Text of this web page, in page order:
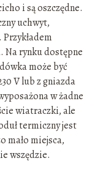
i są oszczędne.
uchwyt,
Na rynku dostępne
może być
V lub z gniazda
w żadne
wiatraczki, ale
termiczny jest
mało miejsca,
wszędzie.